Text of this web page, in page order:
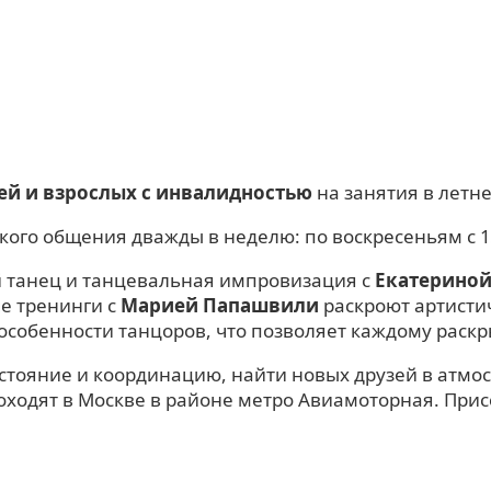
и взрослых с инвалидностью на занятия в
общения дважды в неделю: по воскресеньям с
и танцевальная импровизация с
тренинги с Марией Папашвили раскроют
танцоров, что позволяет каждому
и координацию, найти новых друзей в
в Москве в районе метро Авиамоторная.